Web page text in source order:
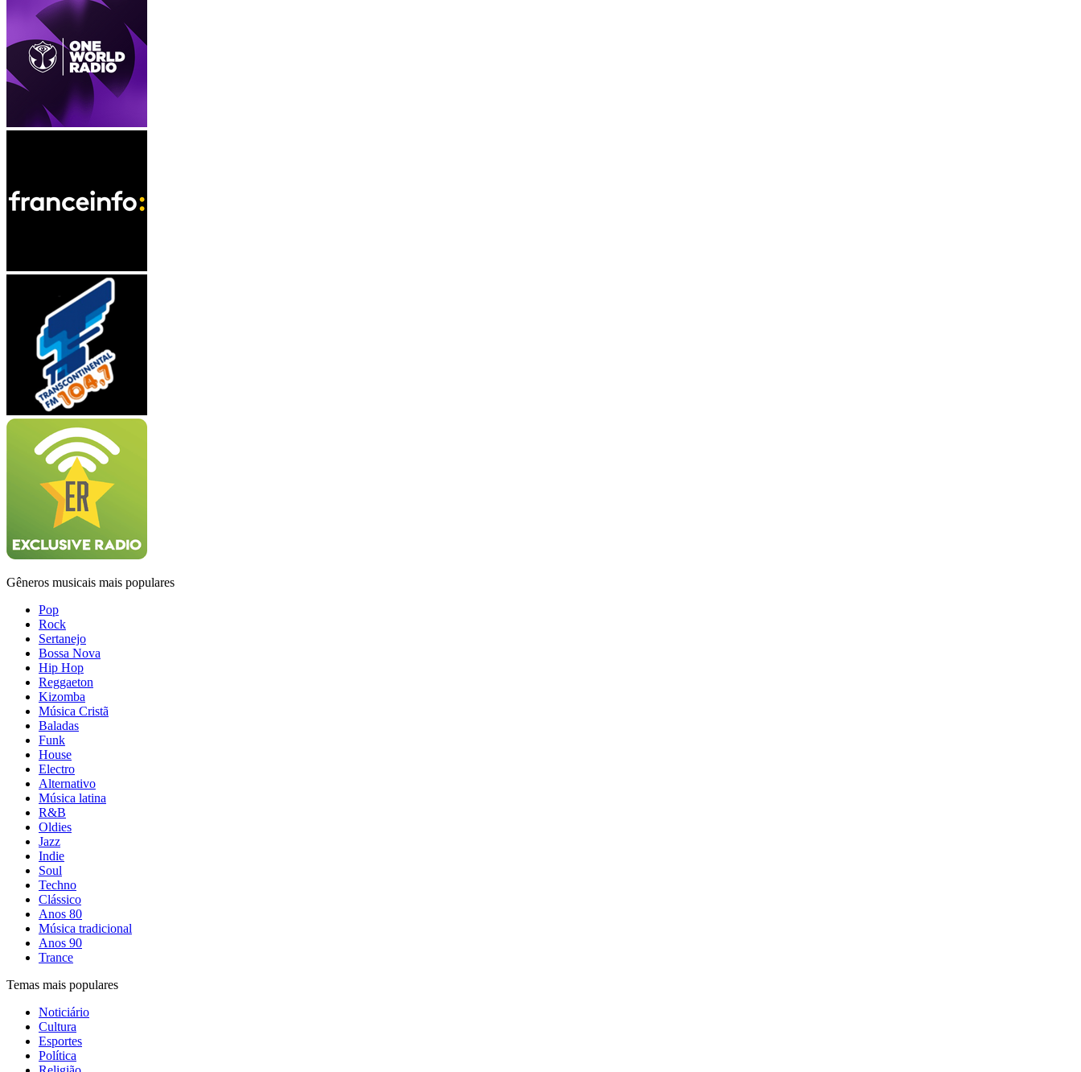
Gêneros musicais mais populares
Pop
Rock
Sertanejo
Bossa Nova
Hip Hop
Reggaeton
Kizomba
Música Cristã
Baladas
Funk
House
Electro
Alternativo
Música latina
R&B
Oldies
Jazz
Indie
Soul
Techno
Clássico
Anos 80
Música tradicional
Anos 90
Trance
Temas mais populares
Noticiário
Cultura
Esportes
Política